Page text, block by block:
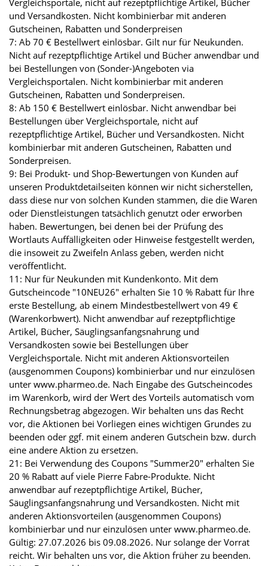
Vergleichsportale, nicht auf rezeptpflichtige Artikel, Bücher
und Versandkosten. Nicht kombinierbar mit anderen
Gutscheinen, Rabatten und Sonderpreisen
7: Ab 70 € Bestellwert einlösbar. Gilt nur für Neukunden.
Nicht auf rezeptpflichtige Artikel und Bücher anwendbar und
bei Bestellungen von (Sonder-)Angeboten via
Vergleichsportalen. Nicht kombinierbar mit anderen
Gutscheinen, Rabatten und Sonderpreisen.
8: Ab 150 € Bestellwert einlösbar. Nicht anwendbar bei
Bestellungen über Vergleichsportale, nicht auf
rezeptpflichtige Artikel, Bücher und Versandkosten. Nicht
kombinierbar mit anderen Gutscheinen, Rabatten und
Sonderpreisen.
9: Bei Produkt- und Shop-Bewertungen von Kunden auf
unseren Produktdetailseiten können wir nicht sicherstellen,
dass diese nur von solchen Kunden stammen, die die Waren
oder Dienstleistungen tatsächlich genutzt oder erworben
haben. Bewertungen, bei denen bei der Prüfung des
Wortlauts Auffälligkeiten oder Hinweise festgestellt werden,
die insoweit zu Zweifeln Anlass geben, werden nicht
veröffentlicht.
11: Nur für Neukunden mit Kundenkonto. Mit dem
Gutscheincode "10NEU26" erhalten Sie 10 % Rabatt für Ihre
erste Bestellung, ab einem Mindestbestellwert von 49 €
(Warenkorbwert). Nicht anwendbar auf rezeptpflichtige
Artikel, Bücher, Säuglingsanfangsnahrung und
Versandkosten sowie bei Bestellungen über
Vergleichsportale. Nicht mit anderen Aktionsvorteilen
(ausgenommen Coupons) kombinierbar und nur einzulösen
unter www.pharmeo.de. Nach Eingabe des Gutscheincodes
im Warenkorb, wird der Wert des Vorteils automatisch vom
Rechnungsbetrag abgezogen. Wir behalten uns das Recht
vor, die Aktionen bei Vorliegen eines wichtigen Grundes zu
beenden oder ggf. mit einem anderen Gutschein bzw. durch
eine andere Aktion zu ersetzen.
21: Bei Verwendung des Coupons "Summer20" erhalten Sie
20 % Rabatt auf viele Pierre Fabre-Produkte. Nicht
anwendbar auf rezeptpflichtige Artikel, Bücher,
Säuglingsanfangsnahrung und Versandkosten. Nicht mit
anderen Aktionsvorteilen (ausgenommen Coupons)
kombinierbar und nur einzulösen unter www.pharmeo.de.
Gültig: 27.07.2026 bis 09.08.2026. Nur solange der Vorrat
reicht. Wir behalten uns vor, die Aktion früher zu beenden.